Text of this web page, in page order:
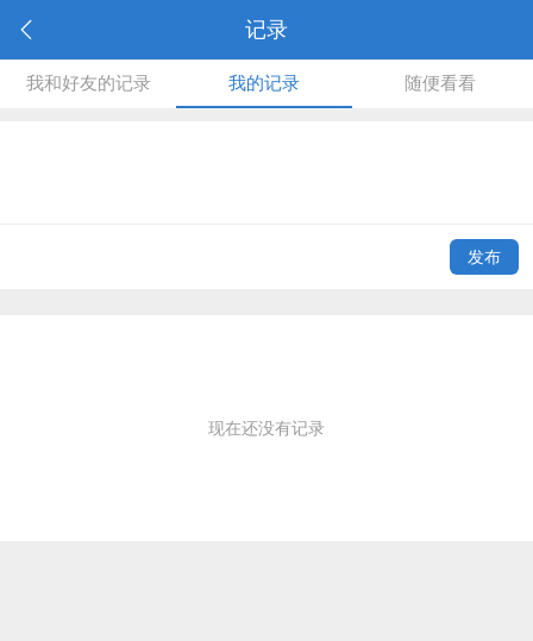
记录
我和好友的记录 我的记录 随便看看
发布
现在还没有记录